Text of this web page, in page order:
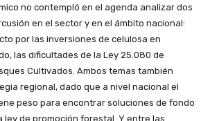
no contempló en el agenda analizar dos
en el sector y en el ámbito nacional:
por las inversiones de celulosa en
las dificultades de la Ley 25.080 de
Cultivados. Ambos temas también
regional, dado que a nivel nacional el
peso para encontrar soluciones de fondo
ley de promoción forestal. Y entre las